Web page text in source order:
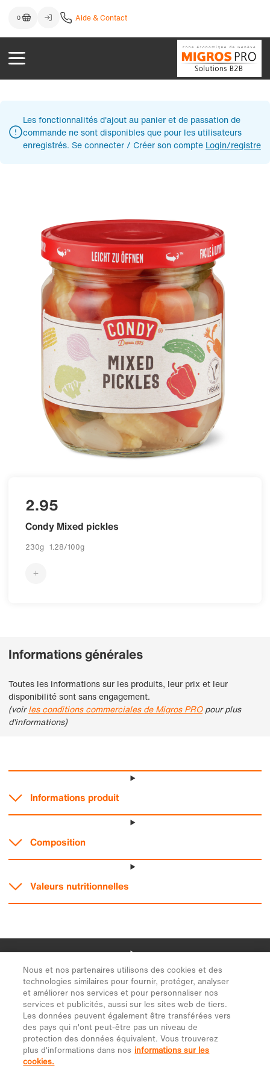
Nous et nos partenaires utilisons des cookies et des
technologies similaires pour fournir, protéger, analyser
et améliorer nos services et pour personnaliser nos
services et publicités, aussi sur les sites web de tiers.
Les données peuvent également être transférées vers
des pays qui n'ont peut-être pas un niveau de
protection des données équivalent. Vous trouverez
plus d'informations dans nos informations sur les
cookies.